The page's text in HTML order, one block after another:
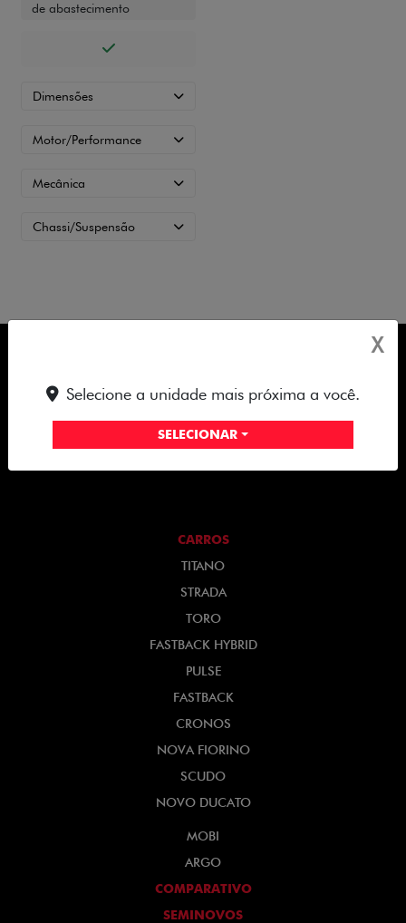
de abastecimento
Dimensões
Motor/Performance
Mecânica
Chassi/Suspensão
EUROVALE VEICULOS LTDA
CNPJ: 09.327.318/0001-56
CARROS
TITANO
STRADA
TORO
FASTBACK HYBRID
PULSE
FASTBACK
CRONOS
NOVA FIORINO
SCUDO
NOVO DUCATO
MOBI
ARGO
COMPARATIVO
SEMINOVOS
X
Selecione a unidade mais próxima a você.
SELECIONAR